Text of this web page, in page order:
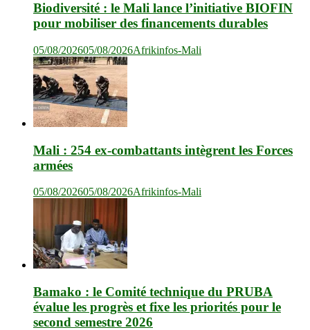
Biodiversité : le Mali lance l’initiative BIOFIN
pour mobiliser des financements durables
05/08/202605/08/2026Afrikinfos-Mali
Mali : 254 ex-combattants intègrent les Forces
armées
05/08/202605/08/2026Afrikinfos-Mali
Bamako : le Comité technique du PRUBA
évalue les progrès et fixe les priorités pour le
second semestre 2026